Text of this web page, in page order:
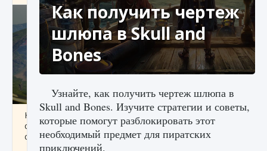
Как исправить ошибку Palworld «Идет
сохранение мира — Невозможно начать
сохранение данных мира»
Как получить чертеж
шлюпа в Skull and
Bones
Узнайте, как получить чертеж шлюпа в
Skull and Bones. Изучите стратегии и советы,
которые помогут разблокировать этот
необходимый предмет для пиратских
приключений.